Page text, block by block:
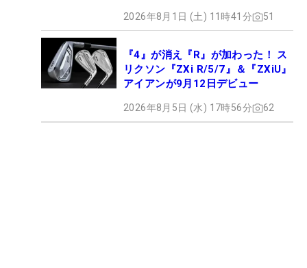
2026年8月1日 (土) 11時41分 51
『4』が消え『R』が加わった！ ス
リクソン『ZXi R/5/7』＆『ZXiU』
アイアンが9月12日デビュー
2026年8月5日 (水) 17時56分 62